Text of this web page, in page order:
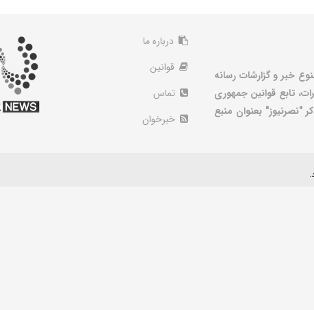
خبر و گزارشات رسانه
تابع قوانین جمهوری
"نصرنیوز" بعنوان منبع
درباره ما
قوانین
تماس
خبرخوان